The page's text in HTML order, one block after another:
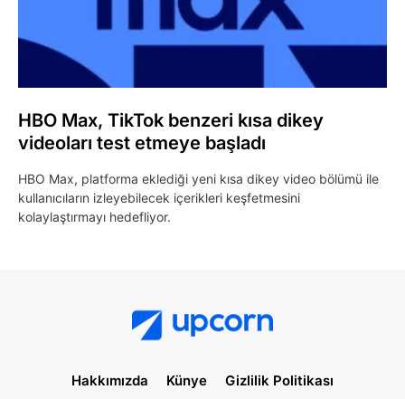
HBO Max, TikTok benzeri kısa dikey
videoları test etmeye başladı
HBO Max, platforma eklediği yeni kısa dikey video bölümü ile
kullanıcıların izleyebilecek içerikleri keşfetmesini
kolaylaştırmayı hedefliyor.
Hakkımızda Künye Gizlilik Politikası